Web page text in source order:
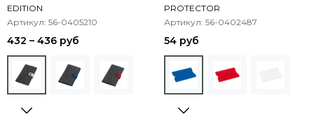
EDITION
Артикул: 56-0405210
432 – 436 руб
PROTECTOR
Артикул: 56-0402487
54 руб